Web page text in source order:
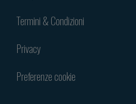
Termini & Condizioni
Privacy
Preferenze cookie